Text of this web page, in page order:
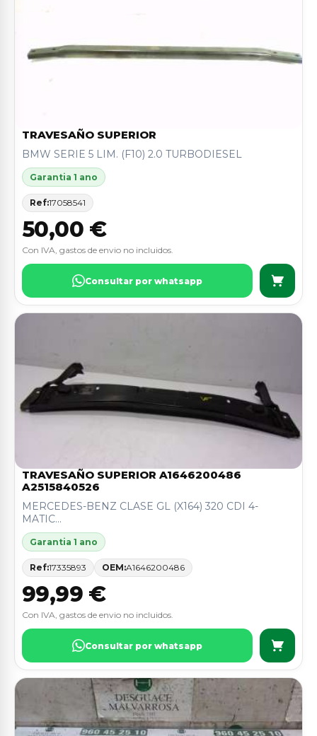
TRAVESAÑO SUPERIOR
BMW SERIE 5 LIM. (F10) 2.0 TURBODIESEL
Garantia 1 ano
Ref:17058541
50,00 €
Con IVA, gastos de envio no incluidos.
Consultar por whatsapp
TRAVESAÑO SUPERIOR A1646200486
A2515840526
MERCEDES-BENZ CLASE GL (X164) 320 CDI 4-
MATIC...
Garantia 1 ano
Ref:17335893 OEM:A1646200486
99,99 €
Con IVA, gastos de envio no incluidos.
Consultar por whatsapp